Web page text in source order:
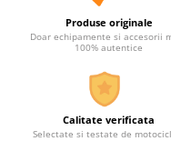
Produse originale
Doar echipamente si accesorii
100% autentice
Calitate verificata
Selectate si testate de